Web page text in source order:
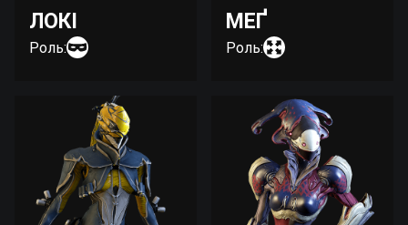
ЛОКІ
Роль:
МЕҐ
Роль: